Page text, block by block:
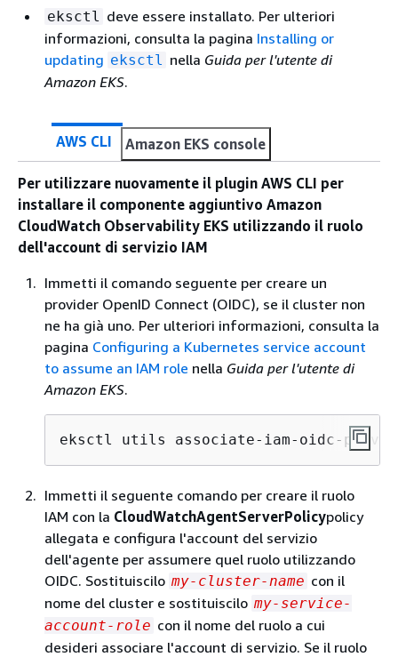
eksctl
deve essere installato. Per ulteriori
informazioni, consulta la pagina Installing or
updating eksctl nella Guida per l'utente di
Amazon EKS.
AWS CLI Amazon EKS console
Per utilizzare nuovamente il plugin AWS CLI per
installare il componente aggiuntivo Amazon
CloudWatch Observability EKS utilizzando il ruolo
dell'account di servizio IAM
Immetti il comando seguente per creare un
provider OpenID Connect (OIDC), se il cluster non
ne ha già uno. Per ulteriori informazioni, consulta la
pagina Configuring a Kubernetes service account
to assume an IAM role nella Guida per l'utente di
Amazon EKS.
eksctl utils associate-iam-oidc-
Immetti il seguente comando per creare il ruolo
IAM con la CloudWatchAgentServerPolicypolicy
allegata e configura l'account del servizio
dell'agente per assumere quel ruolo utilizzando
OIDC. Sostituiscilo my-cluster-name con il
nome del cluster e sostituiscilo my-service-
account-role con il nome del ruolo a cui
desideri associare l'account di servizio. Se il ruolo